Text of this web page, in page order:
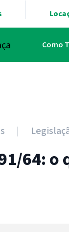
Como
64: o